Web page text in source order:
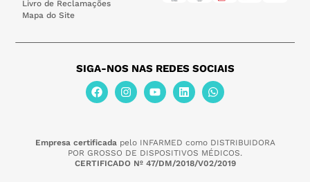
Livro de Reclamações
Mapa do Site
SIGA-NOS NAS REDES SOCIAIS
Empresa certificadapelo INFARMED como DISTRIBUIDORA
POR GROSSO DE DISPOSITIVOS MÉDICOS.
CERTIFICADO Nº 47/DM/2018/V02/2019